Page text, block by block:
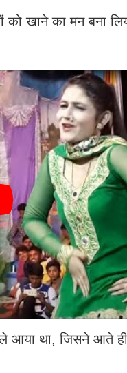
को खाने का मन बना
था, जिसने आते ही